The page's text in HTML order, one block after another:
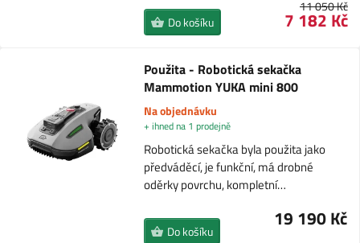
11 050 Kč
7 182 Kč
Do košíku
Použita - Robotická sekačka
Mammotion YUKA mini 800
Na objednávku
+ ihned na 1 prodejně
Robotická sekačka byla použita jako
předváděcí, je funkční, má drobné
oděrky povrchu, kompletní…
19 190 Kč
Do košíku